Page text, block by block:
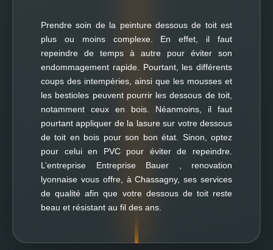
Prendre soin de la peinture dessous de toit est
plus ou moins complexe. En effet, il faut
repeindre de temps à autre pour éviter son
endommagement rapide. Pourtant, les différents
coups des intempéries, ainsi que les mousses et
les bestioles peuvent pourrir les dessous de toit,
notamment ceux en bois. Néanmoins, il faut
pourtant appliquer de la lasure sur votre dessous
de toit en bois pour son bon état. Sinon, optez
pour celui en PVC pour éviter de repeindre.
L’entreprise Entreprise Bauer , renovation
lyonnaise vous offre, à Chassagny, ses services
de qualité afin que votre dessous de toit reste
beau et résistant au fil des ans.